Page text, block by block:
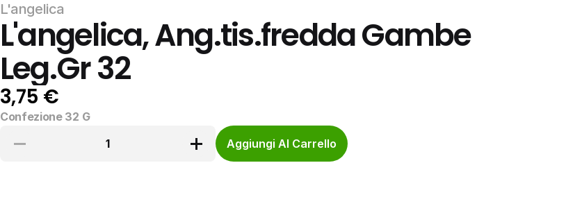
L'angelica
L'angelica, Ang.tis.fredda Gambe
Leg.Gr 32
3,75 €
Confezione 32 G
1
Aggiungi Al Carrello